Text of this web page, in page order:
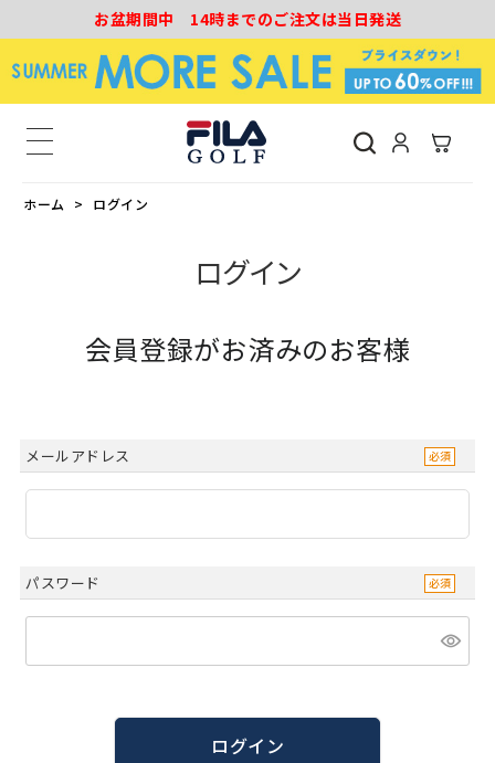
お盆期間中 14時までのご注文は当日発送
ホーム ログイン
ログイン
会員登録がお済みのお客様
メールアドレス
パスワード
ログイン